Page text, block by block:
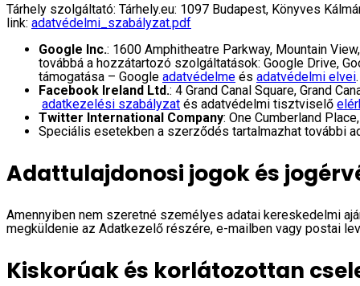
Tárhely szolgáltató: Tárhely.eu: 1097 Budapest, Könyves
link: adatvédelmi_szabályzat.pdf
Google Inc.: 1600 Amphitheatre Parkway, Mountain
továbbá a hozzátartozó szolgáltatások: Google Drive,
támogatása – Google adatvédelme és adatvédelmi elvei.
Facebook Ireland Ltd.: 4 Grand Canal Square, Grand
adatkezelési szabályzat és adatvédelmi tisztviselő
Twitter International Company: One Cumberland
Speciális esetekben a szerződés tartalmazhat további
Adattulajdonosi jogok és
Amennyiben nem szeretné személyes adatai kereskedelmi
megküldenie az Adatkezelő részére, e-mailben vagy postai
Kiskorúak és korlátozottan